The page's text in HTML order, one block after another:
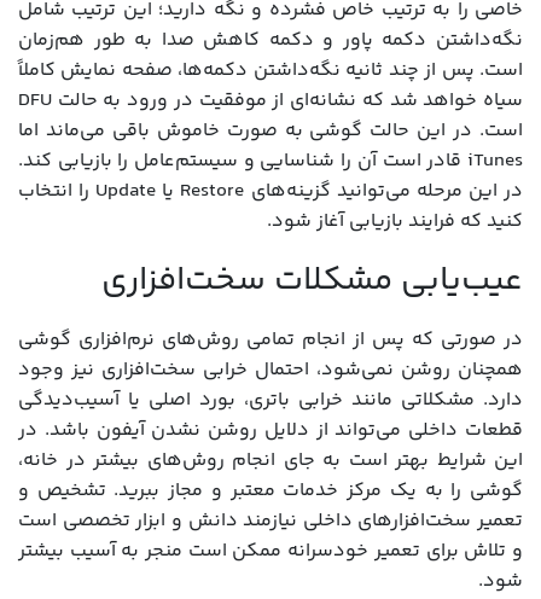
خاصی را به ترتیب خاص فشرده و نگه دارید؛ این ترتیب شامل
نگه‌داشتن دکمه پاور و دکمه کاهش صدا به طور هم‌زمان
است. پس از چند ثانیه نگه‌داشتن دکمه‌ها، صفحه نمایش کاملاً
سیاه خواهد شد که نشانه‌ای از موفقیت در ورود به حالت DFU
است. در این حالت گوشی به صورت خاموش باقی می‌ماند اما
iTunes قادر است آن را شناسایی و سیستم‌عامل را بازیابی کند.
در این مرحله می‌توانید گزینه‌های Restore یا Update را انتخاب
کنید که فرایند بازیابی آغاز شود.
عیب‌یابی مشکلات سخت‌افزاری
در صورتی که پس از انجام تمامی روش‌های نرم‌افزاری گوشی
همچنان روشن نمی‌شود، احتمال خرابی سخت‌افزاری نیز وجود
دارد. مشکلاتی مانند خرابی باتری، بورد اصلی یا آسیب‌دیدگی
قطعات داخلی می‌تواند از دلایل روشن نشدن آیفون باشد. در
این شرایط بهتر است به جای انجام روش‌های بیشتر در خانه،
گوشی را به یک مرکز خدمات معتبر و مجاز ببرید. تشخیص و
تعمیر سخت‌افزارهای داخلی نیازمند دانش و ابزار تخصصی است
و تلاش برای تعمیر خودسرانه ممکن است منجر به آسیب بیشتر
شود.